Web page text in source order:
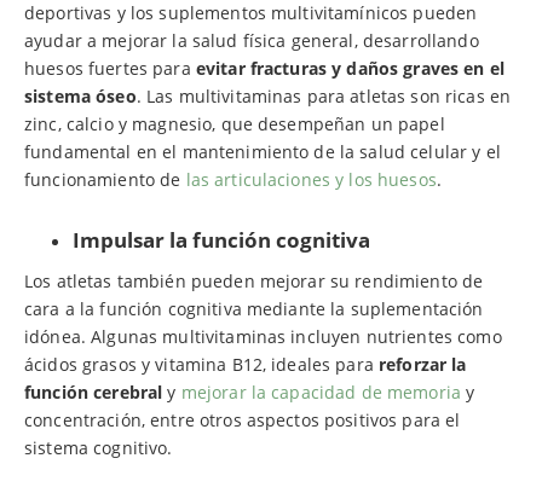
deportivas y los suplementos multivitamínicos pueden
ayudar a mejorar la salud física general, desarrollando
huesos fuertes para evitar fracturas y daños graves en el
sistema óseo. Las multivitaminas para atletas son ricas en
zinc, calcio y magnesio, que desempeñan un papel
fundamental en el mantenimiento de la salud celular y el
funcionamiento de las articulaciones y los huesos.
Impulsar la función cognitiva
Los atletas también pueden mejorar su rendimiento de
cara a la función cognitiva mediante la suplementación
idónea. Algunas multivitaminas incluyen nutrientes como
ácidos grasos y vitamina B12, ideales para reforzar la
función cerebral y mejorar la capacidad de memoria y
concentración, entre otros aspectos positivos para el
sistema cognitivo.